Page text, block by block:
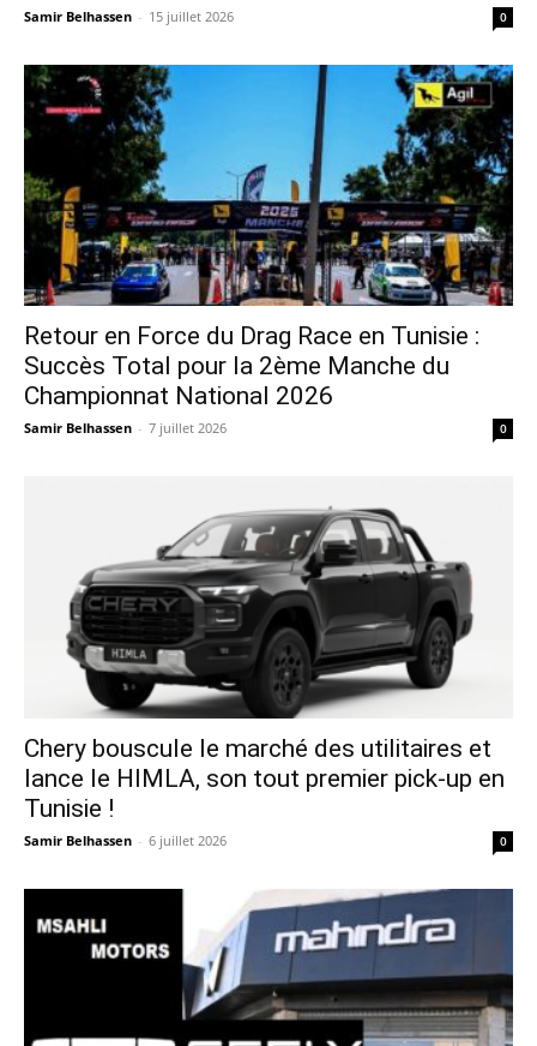
Samir Belhassen - 15 juillet 2026 0
Retour en Force du Drag Race en Tunisie :
Succès Total pour la 2ème Manche du
Championnat National 2026
Samir Belhassen - 7 juillet 2026 0
Chery bouscule le marché des utilitaires et
lance le HIMLA, son tout premier pick-up en
Tunisie !
Samir Belhassen - 6 juillet 2026 0